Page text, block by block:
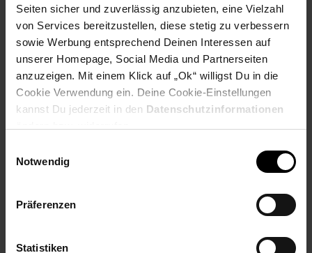
Seiten sicher und zuverlässig anzubieten, eine Vielzahl
von Services bereitzustellen, diese stetig zu verbessern
sowie Werbung entsprechend Deinen Interessen auf
unserer Homepage, Social Media und Partnerseiten
anzuzeigen. Mit einem Klick auf „Ok“ willigst Du in die
Cookie Verwendung ein. Deine Cookie-Einstellungen
kannst Du jederzeit in den Datenschutzinformationen
Notwendig
Präferenzen
Statistiken
Zum Prospekt
Netto Marken-Discount